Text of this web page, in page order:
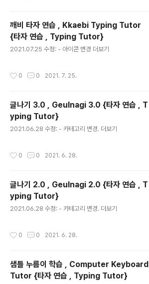
깨비 타자 연습 , Kkaebi Typing Tutor
{타자 연습 , Typing Tutor}
2021.07.25 수정: - 아이콘 변경 더보기
0 0 2021. 7. 25.
글나기 3.0 , Geulnagi 3.0 {타자 연습 , T
yping Tutor}
2021.06.28 수정: - 카테고리 변경. 더보기
0 0 2021. 6. 28.
글나기 2.0 , Geulnagi 2.0 {타자 연습 , T
yping Tutor}
2021.06.28 수정: - 카테고리 변경. 더보기
0 0 2021. 6. 28.
샘틀 누름이 학습 , Computer Keyboard
Tutor {타자 연습 , Typing Tutor}